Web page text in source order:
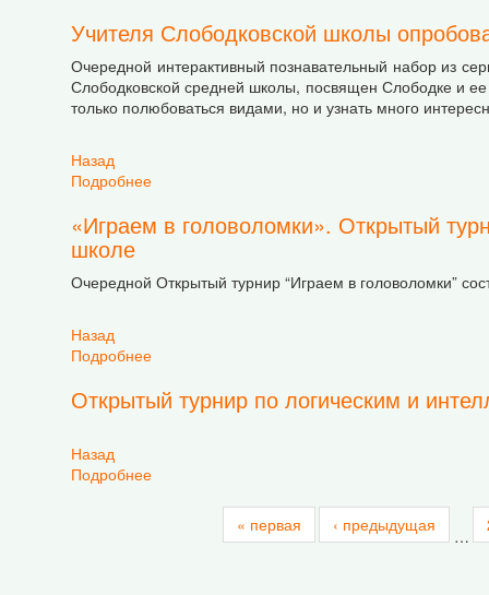
Учителя Слободковской школы
Очередной интерактивный познавательный набор из
Слободковской средней школы, посвящен Слободке и
только полюбоваться видами, но и узнать много
Назад
Подробнее
«Играем в головоломки». Открытый
школе
Очередной Открытый турнир “Играем в головоломки”
Назад
Подробнее
Открытый турнир по логическим и
Назад
Подробнее
« первая ‹ предыдущая
…